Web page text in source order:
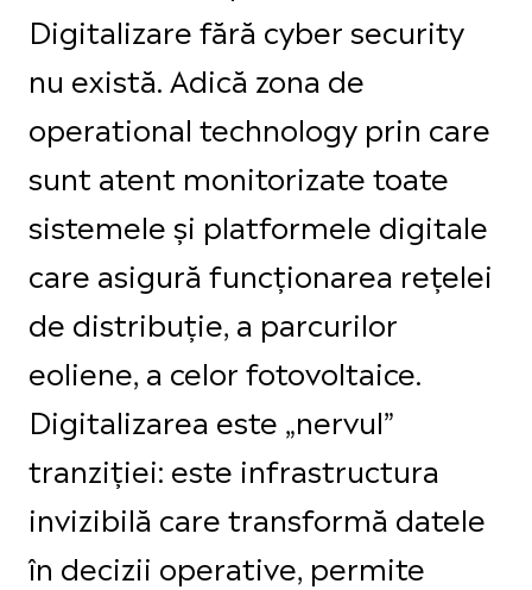
Digitalizare fără cyber security
nu există. Adică zona de
operational technology prin care
sunt atent monitorizate toate
sistemele și platformele digitale
care asigură funcționarea rețelei
de distribuție, a parcurilor
eoliene, a celor fotovoltaice.
Digitalizarea este „nervul”
tranziției: este infrastructura
invizibilă care transformă datele
în decizii operative, permite